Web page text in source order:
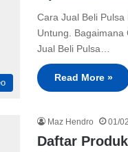
Cara Jual Beli
Untung. Bagaimana
Jual Beli Pulsa…
Read More »
Maz Hendro 01/
Daftar